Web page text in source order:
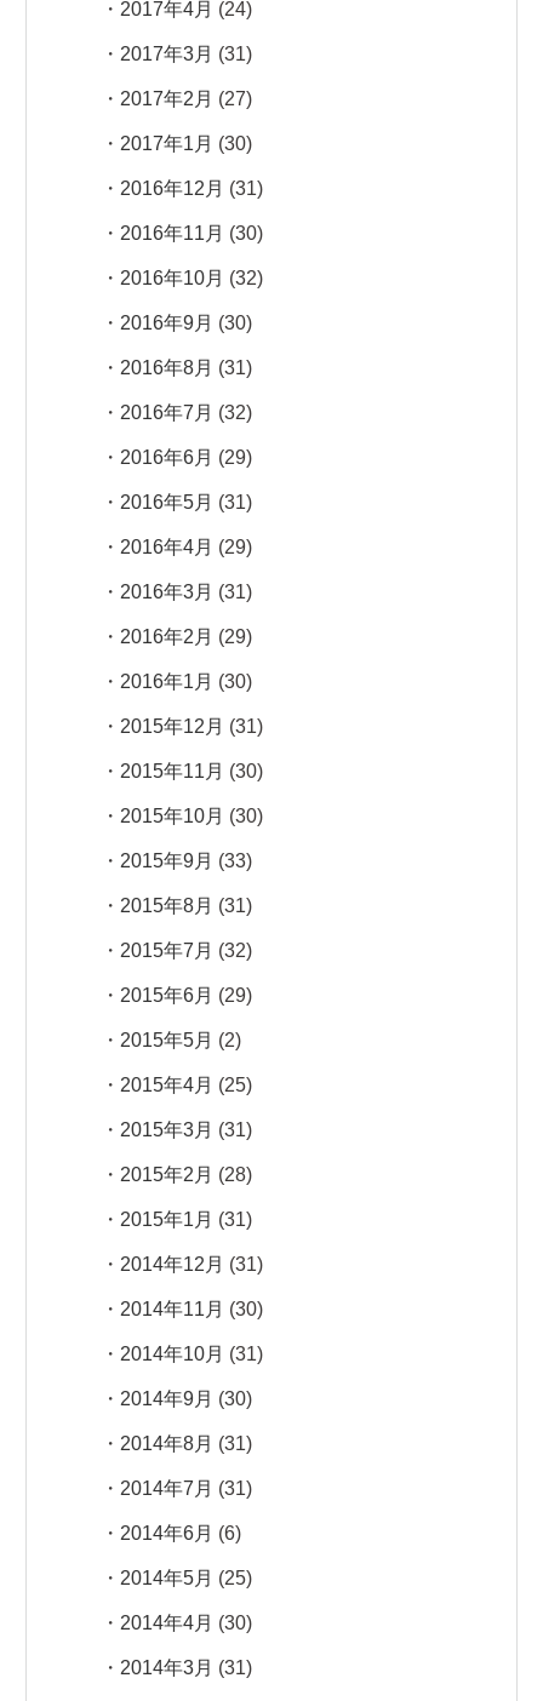
2017年4月 (24)
2017年3月 (31)
2017年2月 (27)
2017年1月 (30)
2016年12月 (31)
2016年11月 (30)
2016年10月 (32)
2016年9月 (30)
2016年8月 (31)
2016年7月 (32)
2016年6月 (29)
2016年5月 (31)
2016年4月 (29)
2016年3月 (31)
2016年2月 (29)
2016年1月 (30)
2015年12月 (31)
2015年11月 (30)
2015年10月 (30)
2015年9月 (33)
2015年8月 (31)
2015年7月 (32)
2015年6月 (29)
2015年5月 (2)
2015年4月 (25)
2015年3月 (31)
2015年2月 (28)
2015年1月 (31)
2014年12月 (31)
2014年11月 (30)
2014年10月 (31)
2014年9月 (30)
2014年8月 (31)
2014年7月 (31)
2014年6月 (6)
2014年5月 (25)
2014年4月 (30)
2014年3月 (31)